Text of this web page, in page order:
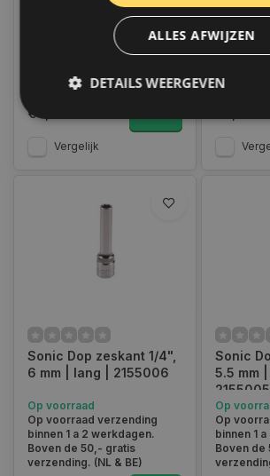
Op voorraad verzending
binnen 1 a 2 werkdagen.
verzending. (NL & BE)
€4,95
Vergelijk
Op
Op
binnen 1 a
Sonic Dop zeskant 1/4",
6 mm | lang | 2155006
Op voorraad
Op voorraad verzending
binnen 1 a 2 werkdagen.
Boven de 50,- gratis
verzending. (NL & BE)
Sonic
5.5 mm |
Op
Op
binnen 1
Boven de
ALLES AFWIJZEN
DETAILS WEERGEVEN
Strikt noodzakelijk Prestatie
Strikt noodzakelijke cookies maken de
website kan niet goed worden gebruikt
strikt noodzakelijke cookies.
session_id